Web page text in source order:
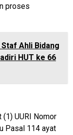
proses
Ahli Bidang
HUT ke 66
UURI Nomor
Pasal 114 ayat